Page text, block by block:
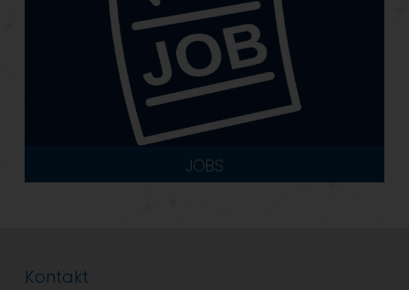
JOBS
Kontakt